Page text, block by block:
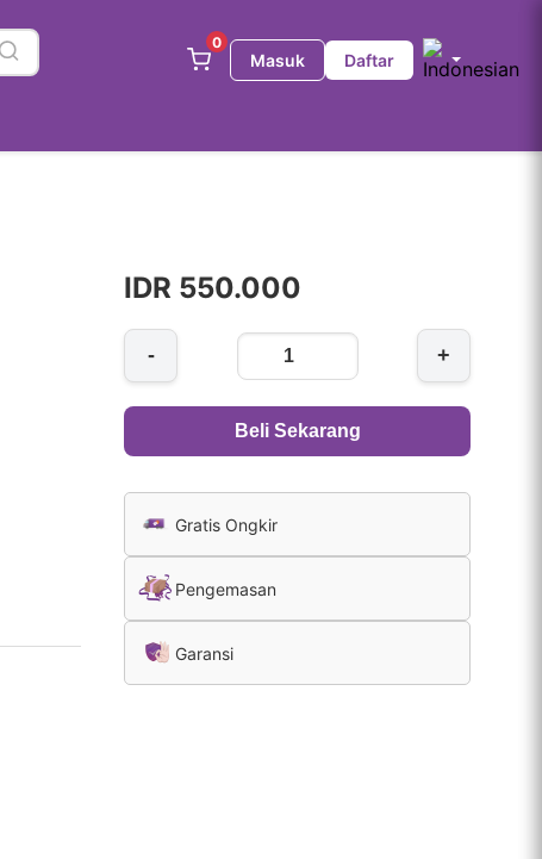
0
Masuk Daftar
IDR 550.000
- +
Beli Sekarang
Gratis Ongkir
Pengemasan
Garansi